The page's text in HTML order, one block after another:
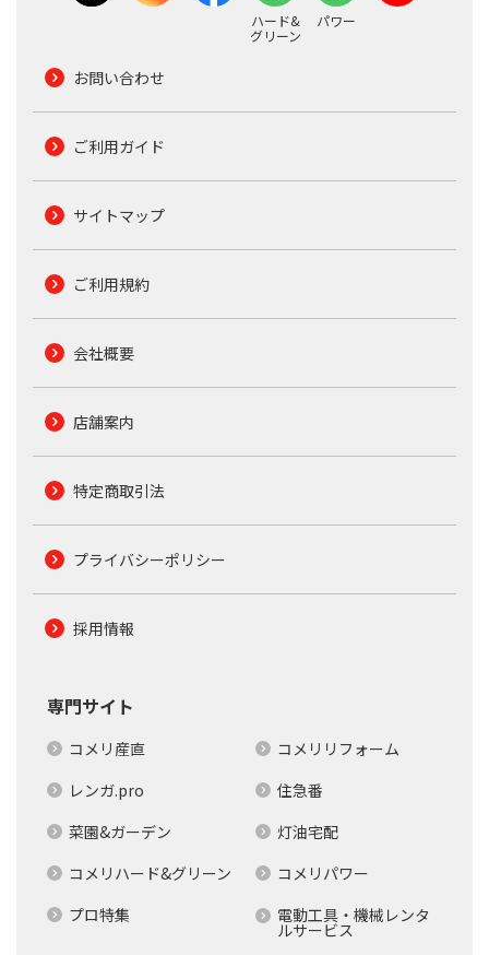
ハード&
グリーン
パワー
お問い合わせ
ご利用ガイド
サイトマップ
ご利用規約
会社概要
店舗案内
特定商取引法
プライバシーポリシー
採用情報
専門サイト
コメリ産直
コメリリフォーム
レンガ.pro
住急番
菜園&ガーデン
灯油宅配
コメリハード&グリーン
コメリパワー
プロ特集
電動工具・機械レンタ
ルサービス